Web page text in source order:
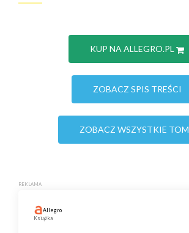
KUP NA ALLEGRO.PL
ZOBACZ SPIS TREŚCI
ZOBACZ WSZYSTKIE